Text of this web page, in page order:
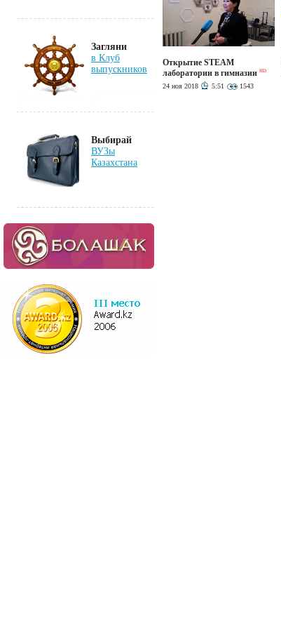
Загляни
в Клуб
выпускников
Выбирай
ВУЗы
Казахстана
Открытие STEAM
лаборатории в гимназии HD
24 ноя 2018 5:51 1543